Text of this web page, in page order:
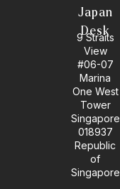
Japan
Desk
9 Straits
View
#06-07
Marina
One West
Tower
Singapore
018937
Republic
of
Singapore